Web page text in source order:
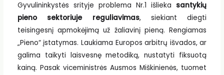
Gyvulininkystės srityje problema Nr.1 išlieka santykių
pieno sektoriuje reguliavimas, siekiant diegti
teisingesnį apmokėjimą už žaliavinį pieną. Rengiamas
„Pieno“ įstatymas. Laukiama Europos arbitrų išvados, ar
galima taikyti laisvesnę metodiką, nustatyti fiksuotą
kainą. Pasak viceministrės Ausmos Miškinienės, tuomet